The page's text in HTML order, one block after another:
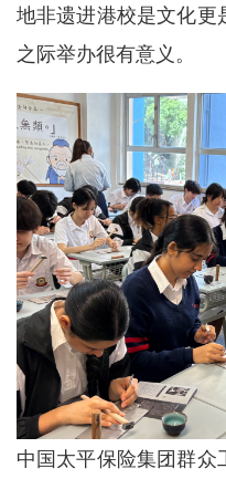
地非遗进港校是文化更
之际举办很有意义。
中国太平保险集团群众